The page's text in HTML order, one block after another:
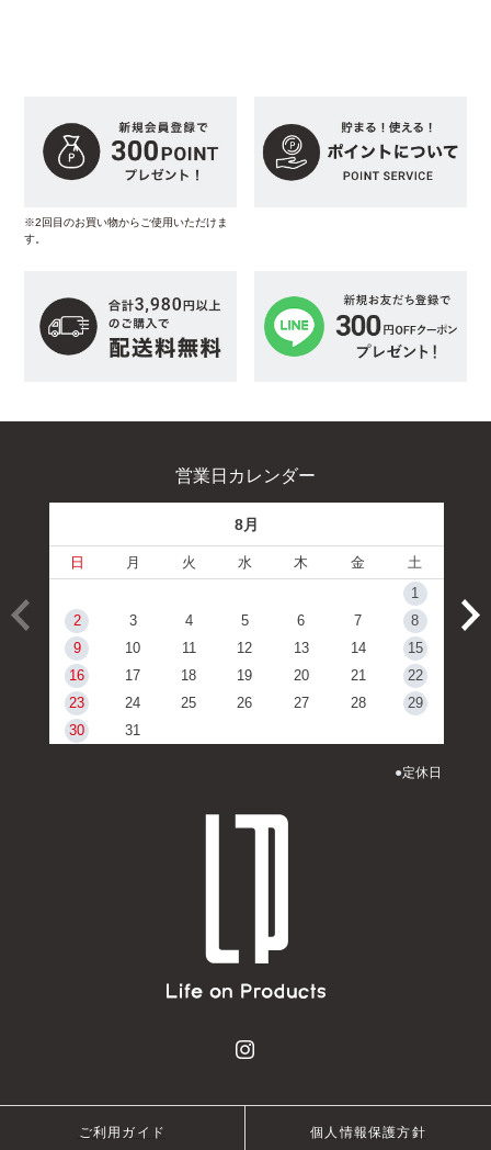
※2回目のお買い物からご使用いただけま
す。
営業日カレンダー
8月
日 月 火 水 木 金
土
1
2
3 4 5 6 7
8
9
10 11 12 13 14
15
16
17 18 19 20 21
22
23
24 25 26 27 28
29
30
31
●定休日
ご利用ガイド 個人情報保護方針